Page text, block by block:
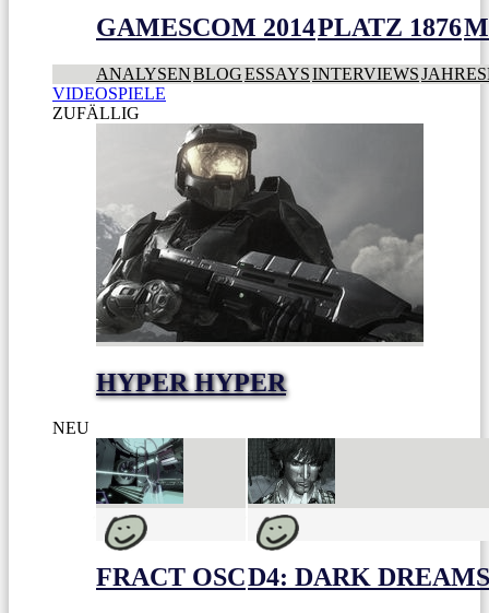
GAMESCOM 2014PLATZ 1876
ANALYSENBLOGESSAYSINTERVIEWS
VIDEOSPIELE
ZUFÄLLIG
HYPER HYPER
NEU
FRACT OSCD4: DARK